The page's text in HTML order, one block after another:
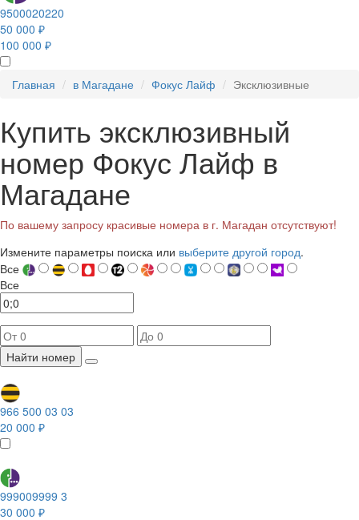
9500020220
50 000 ₽
100 000 ₽
Главная в Магадане Фокус Лайф Эксклюзивные
Купить эксклюзивный
номер Фокус Лайф в
Магадане
По вашему запросу красивые номера в г. Магадан отсутствуют!
Измените параметры поиска или выберите другой город.
Все
Все
Найти номер
966 500 03 03
20 000 ₽
999009999 3
30 000 ₽